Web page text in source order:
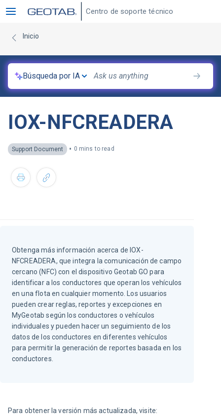
Centro de soporte técnico
Inicio
Búsqueda por IA
IOX-NFCREADERA
Support Document • 0 mins to read
Obtenga más información acerca de IOX-
NFCREADERA, que integra la comunicación de campo
cercano (NFC) con el dispositivo Geotab GO para
identificar a los conductores que operan los vehículos
en una flota en cualquier momento. Los usuarios
pueden crear reglas, reportes y excepciones en
MyGeotab según los conductores o vehículos
individuales y pueden hacer un seguimiento de los
datos de los conductores en diferentes vehículos
para permitir la generación de reportes basada en los
conductores.
Para obtener la versión más actualizada, visite: